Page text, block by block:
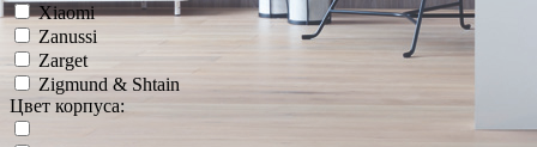
Xiaomi
Zanussi
Zarget
Zigmund & Shtain
Цвет корпуса: